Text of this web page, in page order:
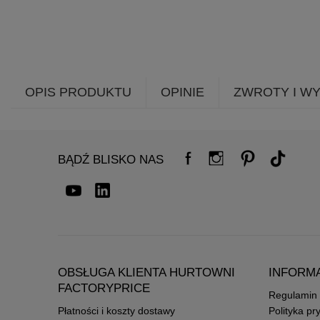
OPIS PRODUKTU OPINIE ZWROTY I
BĄDŹ BLISKO NAS
OBSŁUGA KLIENTA HURTOWNI
FACTORYPRICE
Płatności i koszty dostawy
Regulamin
Polityka